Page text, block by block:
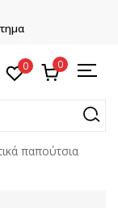
0 0
παπούτσια